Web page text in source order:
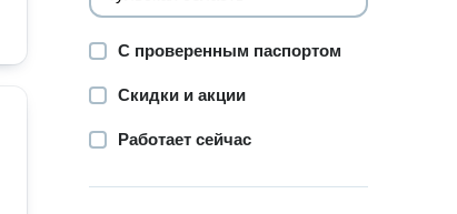
С проверенным паспортом
Скидки и акции
Работает сейчас